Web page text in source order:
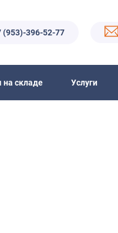
(953)-396-52-77
на складе Услуги